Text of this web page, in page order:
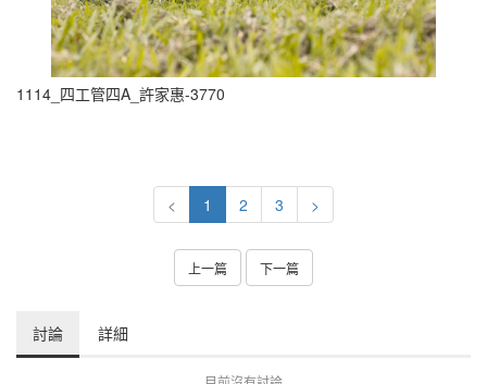
1114_四工管四A_許家惠-3770
< 1 2 3 >
上一篇 下一篇
討論 詳細